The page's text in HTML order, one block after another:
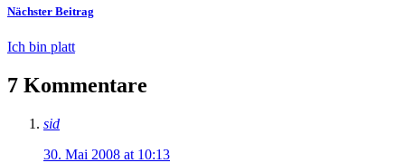
Nächster Beitrag
Ich bin platt
7 Kommentare
sid
30. Mai 2008 at 10:13